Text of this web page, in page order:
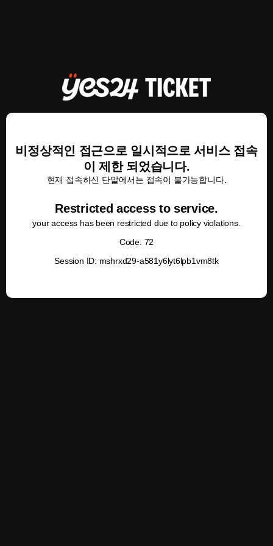
비정상적인 접근으로 일시적으로 서비스 접속
이 제한 되었습니다.
현재 접속하신 단말에서는 접속이 불가능합니다.
Restricted access to service.
your access has been restricted due to policy violations.
Code: 72
Session ID: mshrxd29-a581y6lyt6lpb1vm8tk